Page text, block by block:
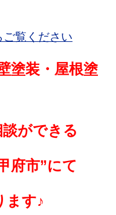
覧ください
塗装・屋根塗
ができる
府市”にて
ます♪